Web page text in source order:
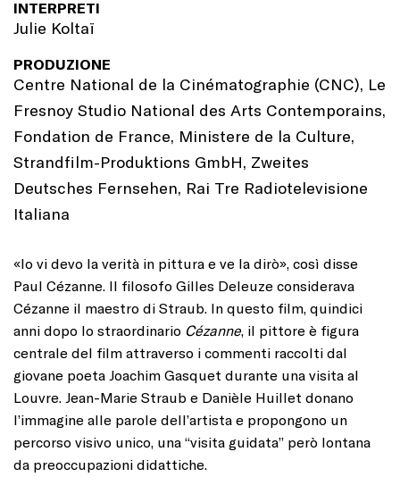
INTERPRETI
Julie Koltaï
PRODUZIONE
Centre National de la Cinématographie (CNC), Le
Fresnoy Studio National des Arts Contemporains,
Fondation de France, Ministere de la Culture,
Strandfilm-Produktions GmbH, Zweites
Deutsches Fernsehen, Rai Tre Radiotelevisione
Italiana
«Io vi devo la verità in pittura e ve la dirò», così disse
Paul Cézanne. Il filosofo Gilles Deleuze considerava
Cézanne il maestro di Straub. In questo film, quindici
anni dopo lo straordinario Cézanne, il pittore è figura
centrale del film attraverso i commenti raccolti dal
giovane poeta Joachim Gasquet durante una visita al
Louvre. Jean-Marie Straub e Danièle Huillet donano
l’immagine alle parole dell’artista e propongono un
percorso visivo unico, una “visita guidata” però lontana
da preoccupazioni didattiche.